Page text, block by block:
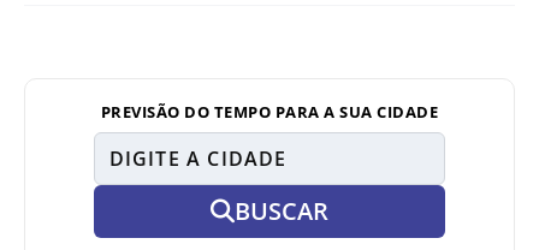
PREVISÃO DO TEMPO PARA A SUA CIDADE
BUSCAR